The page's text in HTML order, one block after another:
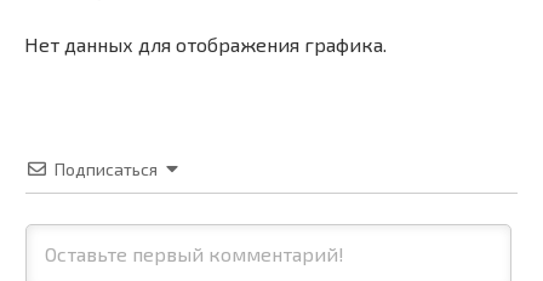
Нет данных для отображения графика.
Подписаться